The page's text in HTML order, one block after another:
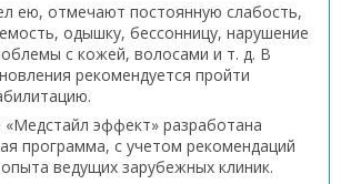
ею, отмечают постоянную слабость,
одышку, бессонницу, нарушение
с кожей, волосами и т. д. В
рекомендуется пройти
эффект» разработана
программа, с учетом рекомендаций
ведущих зарубежных клиник.